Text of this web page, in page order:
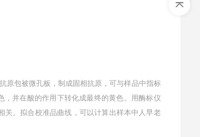
原包被微孔板，制成固相抗原，可与样品中指标
并在酸的作用下转化成最终的黄色。用酶标仪
关。拟合校准品曲线，可以计算出样本中 人早老